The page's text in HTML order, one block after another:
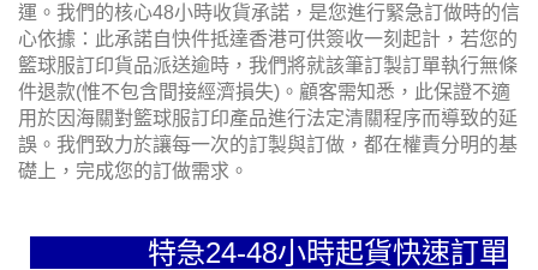
運。我們的核心48小時收貨承諾，是您進行緊急訂做時的信
心依據：此承諾自快件抵達香港可供簽收一刻起計，若您的
籃球服訂印貨品派送逾時，我們將就該筆訂製訂單執行無條
件退款(惟不包含間接經濟損失)。顧客需知悉，此保證不適
用於因海關對籃球服訂印產品進行法定清關程序而導致的延
誤。我們致力於讓每一次的訂製與訂做，都在權責分明的基
礎上，完成您的訂做需求。
特急24-48小時起貨快速訂單